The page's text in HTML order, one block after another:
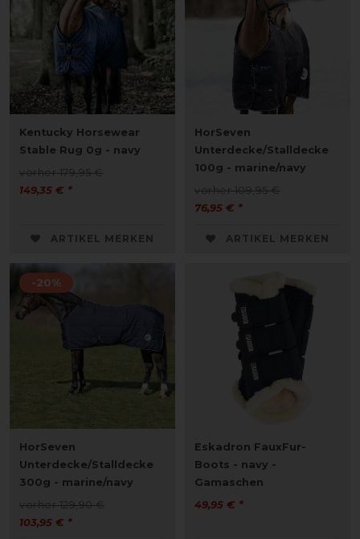
Kentucky Horsewear
Stable Rug 0g - navy
vorher 179,95 €
149,35 € *
ARTIKEL MERKEN
HorSeven
Unterdecke/Stalldecke
100g - marine/navy
vorher 109,95 €
76,95 € *
ARTIKEL MERKEN
-20%
HorSeven
Unterdecke/Stalldecke
300g - marine/navy
vorher 129,90 €
103,95 € *
Eskadron FauxFur-
Boots - navy -
Gamaschen
49,95 € *